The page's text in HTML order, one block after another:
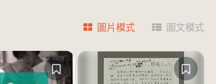
圖片模式 圖文模式